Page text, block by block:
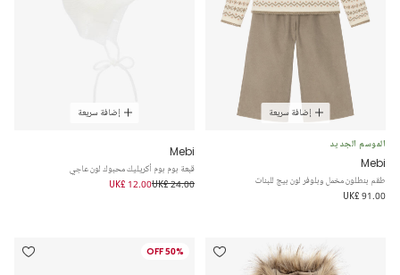
إضافة سريعة
الموسم الجديد
Mebi
طقم بنطلون مخمل وبلوفر لون بيج للبنات
UK£ 91.00
إضافة سريعة
Mebi
قبعة بوم بوم أكريليك محبوك لون عاجي
UK£ 24.00
UK£ 12.00
50% OFF